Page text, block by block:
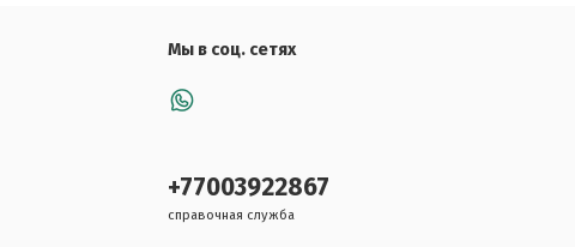
Мы в соц. сетях
+77003922867
справочная служба